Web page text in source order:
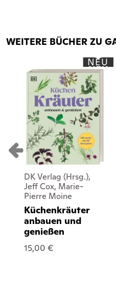
WEITERE BÜCHER ZU
NEU
DK Verlag (Hrsg.),
Jeff Cox, Marie-
Pierre Moine
Küchenkräuter
anbauen und
genießen
15,00 €